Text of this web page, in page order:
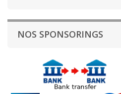
NOS SPONSORINGS